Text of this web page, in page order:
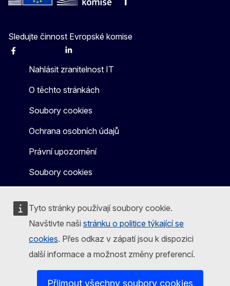
Tyto stránky používají soubory cookie.
Navštivte naši stránku o politice týkající se
cookies. Přes odkaz v zápatí jsou k dispozici
další informace a možnost změny preferencí.
Přijmout všechny soubory cookies
Sledujte činnost Evropské komise
Facebook Linkedin
Nahlásit zranitelnost IT
O těchto stránkách
Soubory cookies
Ochrana osobních údajů
Právní upozornění
Soubory cookies